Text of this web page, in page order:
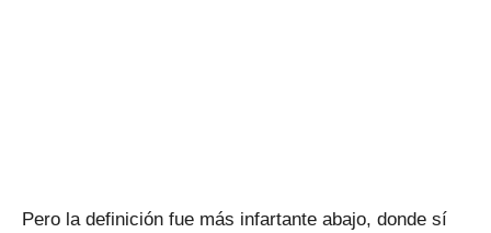
Pero la definición fue más infartante abajo, donde sí